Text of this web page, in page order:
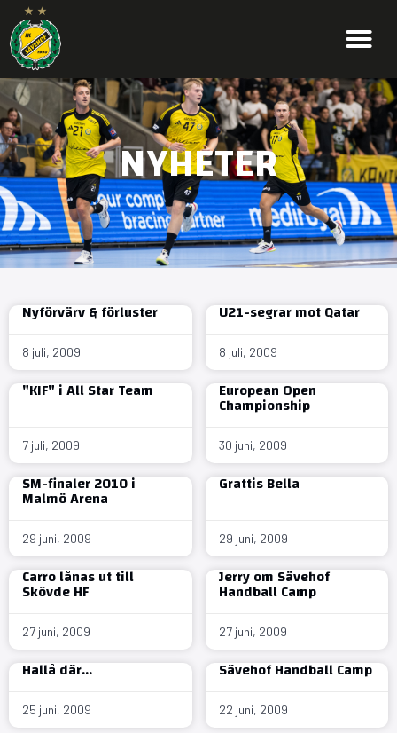
NYHETER
Nyförvärv & förluster
8 juli, 2009
U21-segrar mot Qatar
8 juli, 2009
"KIF" i All Star Team
7 juli, 2009
European Open
Championship
30 juni, 2009
SM-finaler 2010 i
Malmö Arena
29 juni, 2009
Grattis Bella
29 juni, 2009
Carro lånas ut till
Skövde HF
27 juni, 2009
Jerry om Sävehof
Handball Camp
27 juni, 2009
Hallå där…
25 juni, 2009
Sävehof Handball Camp
22 juni, 2009